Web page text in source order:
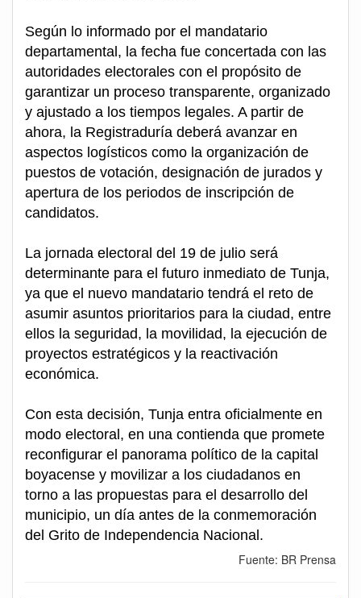
Según lo informado por el mandatario
departamental, la fecha fue concertada con las
autoridades electorales con el propósito de
garantizar un proceso transparente, organizado
y ajustado a los tiempos legales. A partir de
ahora, la Registraduría deberá avanzar en
aspectos logísticos como la organización de
puestos de votación, designación de jurados y
apertura de los periodos de inscripción de
candidatos.
La jornada electoral del 19 de julio será
determinante para el futuro inmediato de Tunja,
ya que el nuevo mandatario tendrá el reto de
asumir asuntos prioritarios para la ciudad, entre
ellos la seguridad, la movilidad, la ejecución de
proyectos estratégicos y la reactivación
económica.
Con esta decisión, Tunja entra oficialmente en
modo electoral, en una contienda que promete
reconfigurar el panorama político de la capital
boyacense y movilizar a los ciudadanos en
torno a las propuestas para el desarrollo del
municipio, un día antes de la conmemoración
del Grito de Independencia Nacional.
Fuente: BR Prensa